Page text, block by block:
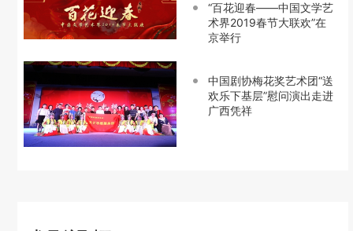
“百花迎春——中国文学艺
术界2019春节大联欢”在
京举行
中国剧协梅花奖艺术团“送
欢乐下基层”慰问演出走进
广西凭祥